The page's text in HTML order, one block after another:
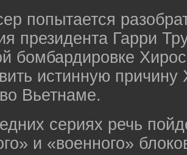
попытается
президента Гарри
бомбардировке
истинную
Вьетнаме.
сериях речь
и «военного»